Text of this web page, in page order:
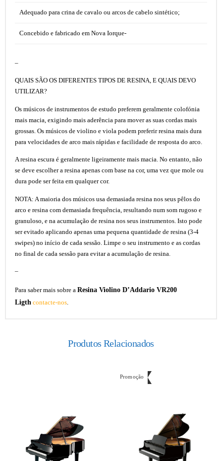
Adequado para crina de cavalo ou arcos de cabelo sintético;
Concebido e fabricado em Nova Iorque-
–
QUAIS SÃO OS DIFERENTES TIPOS DE RESINA, E QUAIS DEVO
UTILIZAR?
Os músicos de instrumentos de estudo preferem geralmente colofónia
mais macia, exigindo mais aderência para mover as suas cordas mais
grossas. Os músicos de violino e viola podem preferir resina mais dura
para velocidades de arco mais rápidas e facilidade de resposta do arco.
A resina escura é geralmente ligeiramente mais macia. No entanto, não
se deve escolher a resina apenas com base na cor, uma vez que mole ou
dura pode ser feita em qualquer cor.
NOTA: A maioria dos músicos usa demasiada resina nos seus pêlos do
arco e resina com demasiada frequência, resultando num som rugoso e
granuloso, e na acumulação de resina nos seus instrumentos. Isto pode
ser evitado aplicando apenas uma pequena quantidade de resina (3-4
swipes) no início de cada sessão. Limpe o seu instrumento e as cordas
no final de cada sessão para evitar a acumulação de resina.
–
Para saber mais sobre a Resina Violino D’Addario VR200
Ligth contacte-nos.
Produtos Relacionados
Promoção